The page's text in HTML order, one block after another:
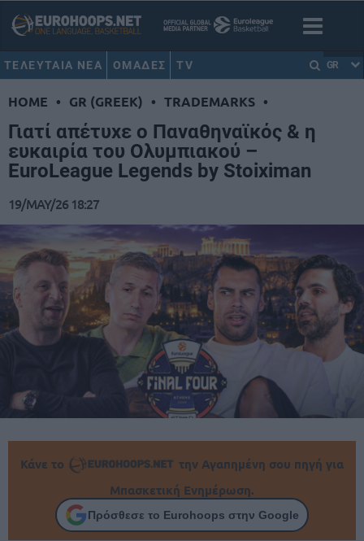
ΤΕΛΕΥΤΑΙΑ ΝΕΑ ΟΜΑΔΕΣ TV GR
HOME • GR (GREEK) • TRADEMARKS •
Γιατί απέτυχε ο Παναθηναϊκός & η
ευκαιρία του Ολυμπιακού –
EuroLeague Legends by Stoiximan
19/MAY/26 18:27
Κάνε το
την Αγαπημένη σου πηγή για
Μπασκετική Ενημέρωση.
Πρόσθεσε το Eurohoops στην Google